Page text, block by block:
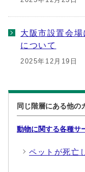
大阪市設置会
について
2025年12月19日
同じ階層にある他の
動物に関する各種サ
ペットが死亡